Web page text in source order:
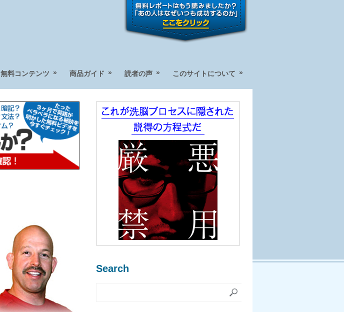
無料コンテンツ » 商品ガイド » 読者の声 » このサイトについて »
Search